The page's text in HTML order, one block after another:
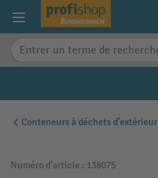
content
Conteneurs à déchets d’extérieur
Numéro d'article : 138075